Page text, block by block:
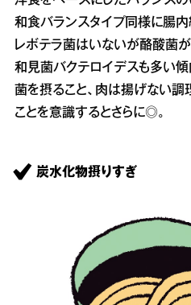
和食バランスタイプ同様に腸
レボテラ菌はいないが酪酸菌
和見菌バクテロイデスも多い傾
菌を摂ること、肉は揚げない
ことを意識するとさらに◎。
炭水化物摂りすぎ